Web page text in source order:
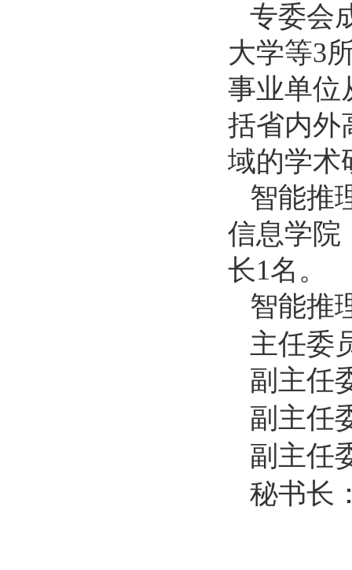
专委会
大学等3
事业单位
括省内外
域的学术
智能推
信息学院
长1名。
智能推
主任委
副主任
副主任
副主任
秘书长